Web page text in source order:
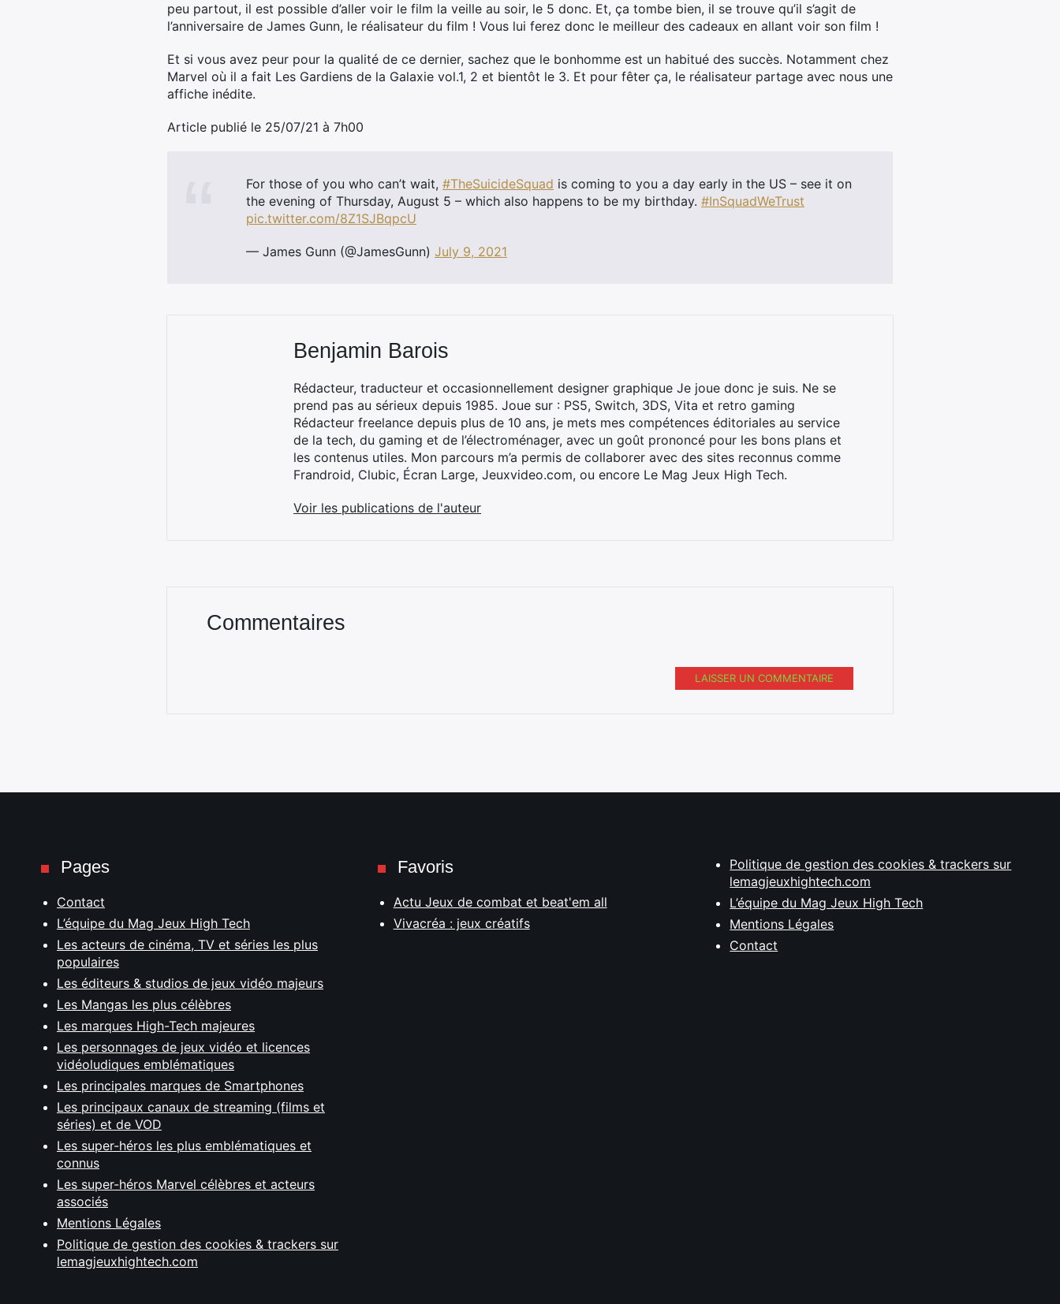
peu partout, il est possible d’aller voir le film la veille au soir, le 5 donc. Et, ça tombe bien, il se trouve qu’il s’agit de
l’anniversaire de James Gunn, le réalisateur du film ! Vous lui ferez donc le meilleur des cadeaux en allant voir son film !
Et si vous avez peur pour la qualité de ce dernier, sachez que le bonhomme est un habitué des succès. Notamment chez
Marvel où il a fait Les Gardiens de la Galaxie vol.1, 2 et bientôt le 3. Et pour fêter ça, le réalisateur partage avec nous une
affiche inédite.
Article publié le 25/07/21 à 7h00
For those of you who can’t wait, #TheSuicideSquad is coming to you a day early in the US – see it on
the evening of Thursday, August 5 – which also happens to be my birthday. #InSquadWeTrust
pic.twitter.com/8Z1SJBqpcU
— James Gunn (@JamesGunn) July 9, 2021
Benjamin Barois
Rédacteur, traducteur et occasionnellement designer graphique Je joue donc je suis. Ne se
prend pas au sérieux depuis 1985. Joue sur : PS5, Switch, 3DS, Vita et retro gaming
Rédacteur freelance depuis plus de 10 ans, je mets mes compétences éditoriales au service
de la tech, du gaming et de l’électroménager, avec un goût prononcé pour les bons plans et
les contenus utiles. Mon parcours m’a permis de collaborer avec des sites reconnus comme
Frandroid, Clubic, Écran Large, Jeuxvideo.com, ou encore Le Mag Jeux High Tech.
Voir les publications de l'auteur
Commentaires
LAISSER UN COMMENTAIRE
Pages
Contact
L’équipe du Mag Jeux High Tech
Les acteurs de cinéma, TV et séries les plus
populaires
Les éditeurs & studios de jeux vidéo majeurs
Les Mangas les plus célèbres
Les marques High-Tech majeures
Les personnages de jeux vidéo et licences
vidéoludiques emblématiques
Les principales marques de Smartphones
Les principaux canaux de streaming (films et
séries) et de VOD
Les super-héros les plus emblématiques et
connus
Les super-héros Marvel célèbres et acteurs
associés
Mentions Légales
Politique de gestion des cookies & trackers sur
lemagjeuxhightech.com
Favoris
Actu Jeux de combat et beat'em all
Vivacréa : jeux créatifs
Politique de gestion des cookies & trackers sur
lemagjeuxhightech.com
L’équipe du Mag Jeux High Tech
Mentions Légales
Contact